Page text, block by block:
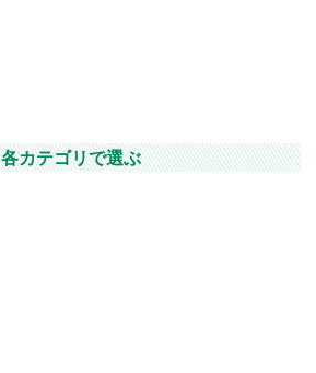
各カテゴリで選ぶ